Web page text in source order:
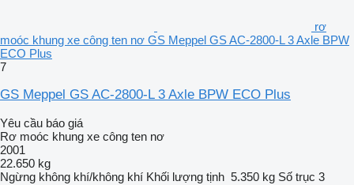
rơ
moóc khung xe công ten nơ GS Meppel GS AC-2800-L 3 Axle BPW
ECO Plus
7
GS Meppel GS AC-2800-L 3 Axle BPW ECO Plus
Yêu cầu báo giá
Rơ moóc khung xe công ten nơ
2001
22.650 kg
Ngừng không khí/không khí Khối lượng tịnh 5.350 kg Số trục 3